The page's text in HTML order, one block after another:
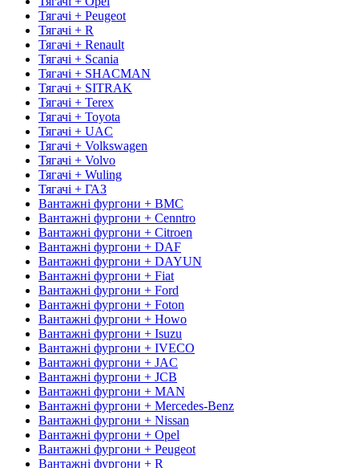
Тягачі + Peugeot
Тягачі + R
Тягачі + Renault
Тягачі + Scania
Тягачі + SHACMAN
Тягачі + SITRAK
Тягачі + Terex
Тягачі + Toyota
Тягачі + UAC
Тягачі + Volkswagen
Тягачі + Volvo
Тягачі + Wuling
Тягачі + ГАЗ
Вантажні фургони + BMC
Вантажні фургони + Cenntro
Вантажні фургони + Citroen
Вантажні фургони + DAF
Вантажні фургони + DAYUN
Вантажні фургони + Fiat
Вантажні фургони + Ford
Вантажні фургони + Foton
Вантажні фургони + Howo
Вантажні фургони + Isuzu
Вантажні фургони + IVECO
Вантажні фургони + JAC
Вантажні фургони + JCB
Вантажні фургони + MAN
Вантажні фургони + Mercedes-Benz
Вантажні фургони + Nissan
Вантажні фургони + Opel
Вантажні фургони + Peugeot
Вантажні фургони + R